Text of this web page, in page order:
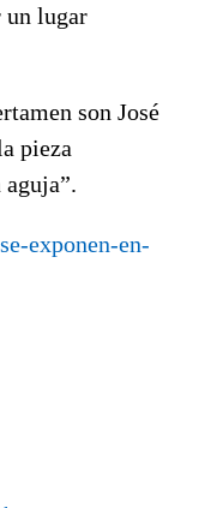
un lugar
son José
pieza
exponen-en-